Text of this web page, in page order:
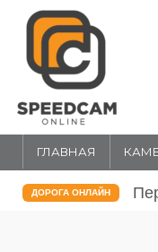
ГЛАВНАЯ
ДОРОГА ОНЛАЙН